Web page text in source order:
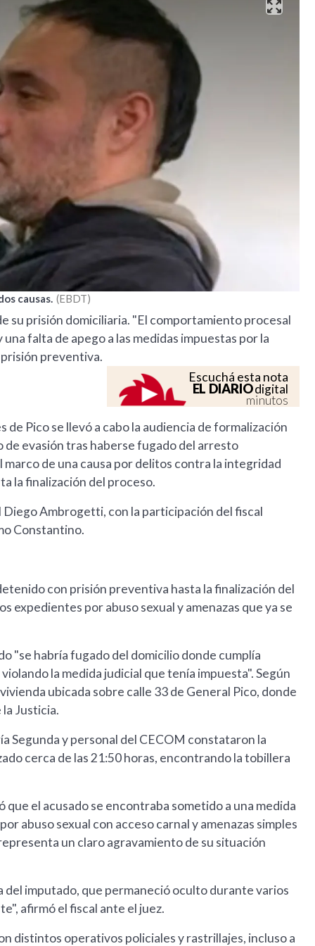
causas. EBDT
su prisión domiciliaria. "El comportamiento procesal
falta de apego a las medidas impuestas por la
preventiva.
Escuchá esta nota
EL DIARIOdigital
minutos
de Pico se llevó a cabo la audiencia de formalización
evasión tras haberse fugado del arresto
de una causa por delitos contra la integridad
la finalización del proceso.
Ambrogetti, con la participación del fiscal
Constantino.
con prisión preventiva hasta la finalización del
expedientes por abuso sexual y amenazas que ya se
"se habría fugado del domicilio donde cumplía
la medida judicial que tenía impuesta". Según
ubicada sobre calle 33 de General Pico, donde
Justicia.
Segunda y personal del CECOM constataron la
cerca de las 21:50 horas, encontrando la tobillera
el acusado se encontraba sometido a una medida
abuso sexual con acceso carnal y amenazas simples
un claro agravamiento de su situación
imputado, que permaneció oculto durante varios
afirmó el fiscal ante el juez.
distintos operativos policiales y rastrillajes, incluso a